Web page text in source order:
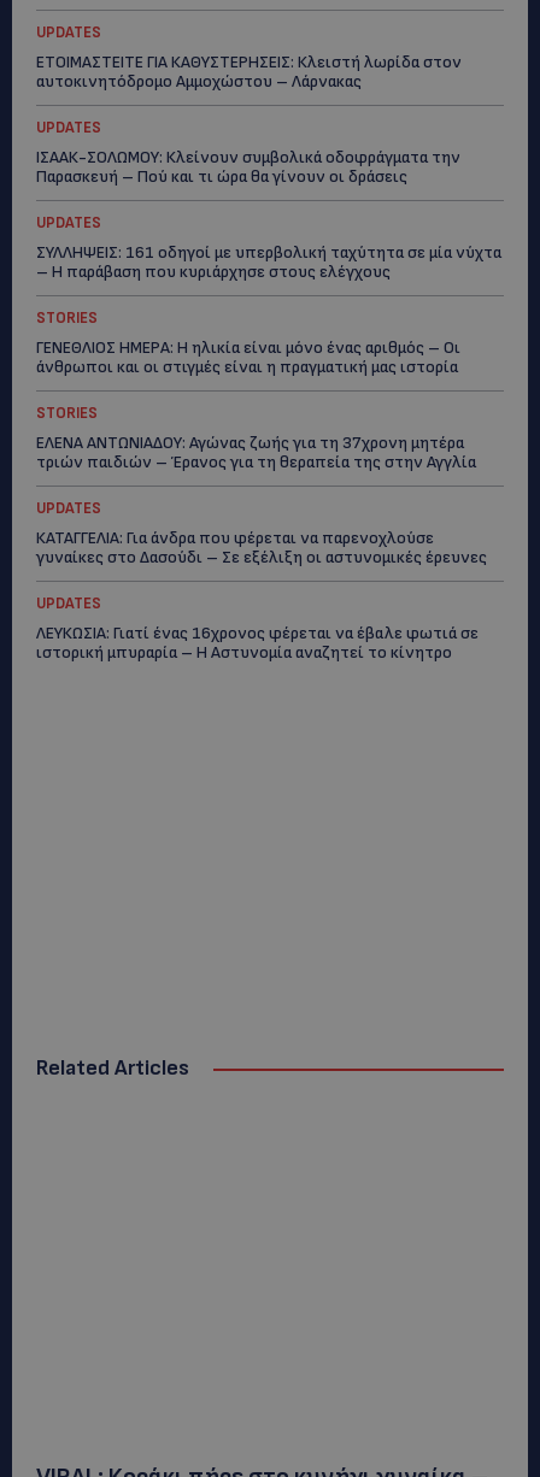
UPDATES
ΕΤΟΙΜΑΣΤΕΙΤΕ ΓΙΑ ΚΑΘΥΣΤΕΡΗΣΕΙΣ: Κλειστή λωρίδα στον
αυτοκινητόδρομο Αμμοχώστου – Λάρνακας
UPDATES
ΙΣΑΑΚ-ΣΟΛΩΜΟΥ: Κλείνουν συμβολικά οδοφράγματα την
Παρασκευή – Πού και τι ώρα θα γίνουν οι δράσεις
UPDATES
ΣΥΛΛΗΨΕΙΣ: 161 οδηγοί με υπερβολική ταχύτητα σε μία νύχτα
– Η παράβαση που κυριάρχησε στους ελέγχους
STORIES
ΓΕΝΕΘΛΙΟΣ ΗΜΕΡΑ: Η ηλικία είναι μόνο ένας αριθμός – Οι
άνθρωποι και οι στιγμές είναι η πραγματική μας ιστορία
STORIES
ΕΛΕΝΑ ΑΝΤΩΝΙΑΔΟΥ: Αγώνας ζωής για τη 37χρονη μητέρα
τριών παιδιών – Έρανος για τη θεραπεία της στην Αγγλία
UPDATES
ΚΑΤΑΓΓΕΛΙΑ: Για άνδρα που φέρεται να παρενοχλούσε
γυναίκες στο Δασούδι – Σε εξέλιξη οι αστυνομικές έρευνες
UPDATES
ΛΕΥΚΩΣΙΑ: Γιατί ένας 16χρονος φέρεται να έβαλε φωτιά σε
ιστορική μπυραρία – Η Αστυνομία αναζητεί το κίνητρο
Related Articles